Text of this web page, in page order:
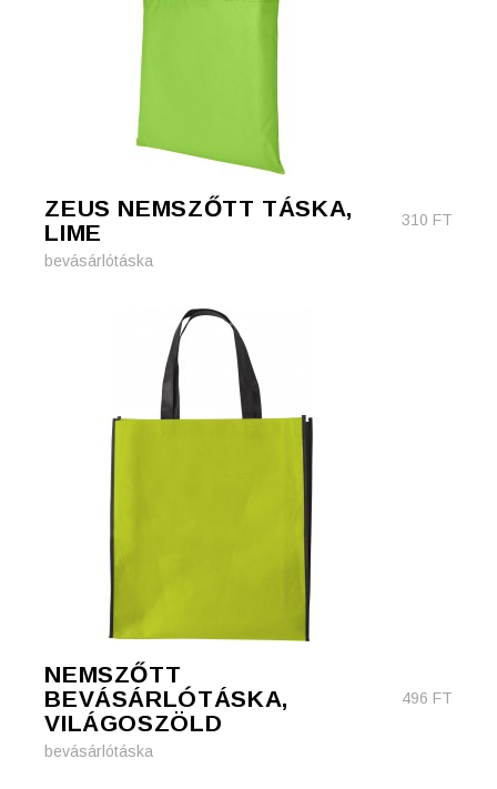
ZEUS NEMSZŐTT TÁSKA,
LIME
310 FT
bevásárlótáska
NEMSZŐTT
BEVÁSÁRLÓTÁSKA,
VILÁGOSZÖLD
496 FT
bevásárlótáska